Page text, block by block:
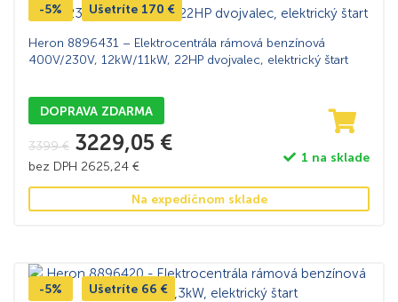
-5% Ušetríte 170 €
Heron 8896431 – Elektrocentrála rámová benzínová
400V/230V, 12kW/11kW, 22HP dvojvalec, elektrický štart
DOPRAVA ZDARMA
3399€ 3229,05 €
bez DPH 2625,24 €
1 na sklade
Na expedičnom sklade
-5% Ušetríte 66 €